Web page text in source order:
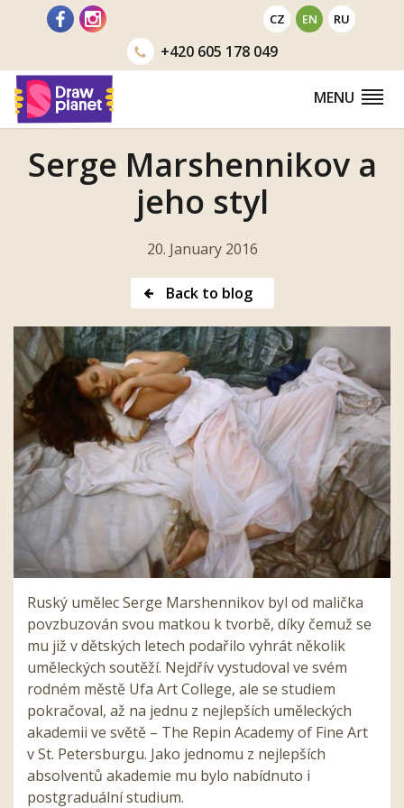
CZ EN RU
+420605 178 049
MENU
Serge Marshennikov a
jeho styl
20. January 2016
Back to blog
Ruský umělec Serge Marshennikov byl od malička
povzbuzován svou matkou k tvorbě, díky čemuž se
mu již v dětských letech podařilo vyhrát několik
uměleckých soutěží. Nejdřív vystudoval ve svém
rodném městě Ufa Art College, ale se studiem
pokračoval, až na jednu z nejlepších uměleckých
akademii ve světě – The Repin Academy of Fine Art
v St. Petersburgu. Jako jednomu z nejlepších
absolventů akademie mu bylo nabídnuto i
postgraduální studium.